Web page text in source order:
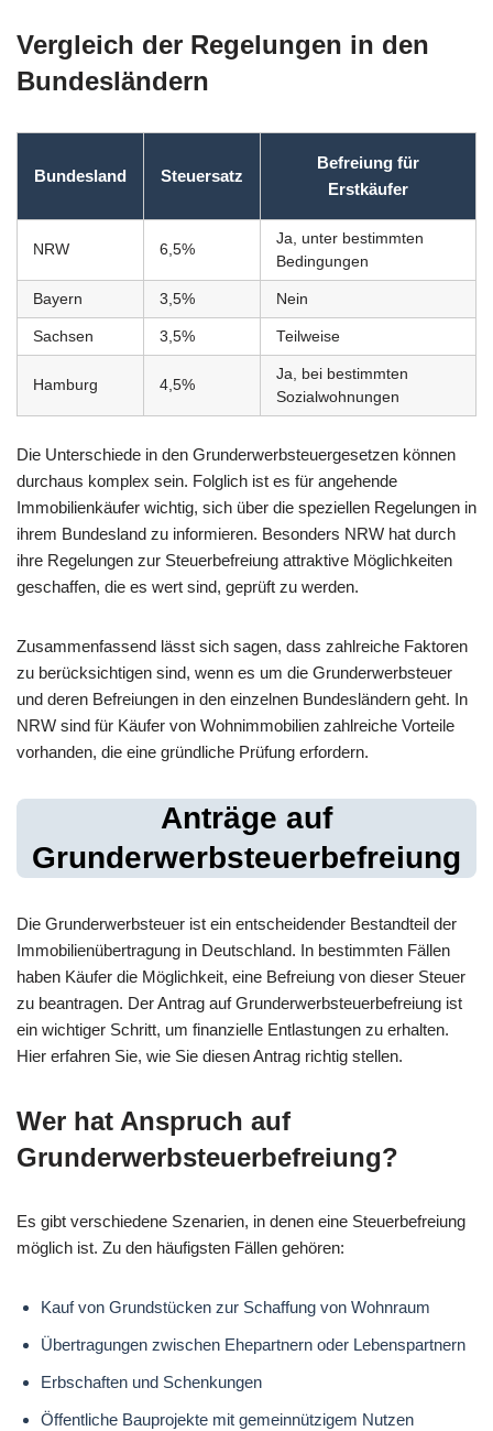
Vergleich der Regelungen in den
Bundesländern
Bundesland Steuersatz
Befreiung für
Erstkäufer
NRW 6,5%
Ja, unter bestimmten
Bedingungen
Bayern 3,5% Nein
Sachsen 3,5% Teilweise
Hamburg 4,5%
Ja, bei bestimmten
Sozialwohnungen
Die Unterschiede in den Grunderwerbsteuergesetzen können
durchaus komplex sein. Folglich ist es für angehende
Immobilienkäufer wichtig, sich über die speziellen Regelungen in
ihrem Bundesland zu informieren. Besonders NRW hat durch
ihre Regelungen zur Steuerbefreiung attraktive Möglichkeiten
geschaffen, die es wert sind, geprüft zu werden.
Zusammenfassend lässt sich sagen, dass zahlreiche Faktoren
zu berücksichtigen sind, wenn es um die Grunderwerbsteuer
und deren Befreiungen in den einzelnen Bundesländern geht. In
NRW sind für Käufer von Wohnimmobilien zahlreiche Vorteile
vorhanden, die eine gründliche Prüfung erfordern.
Anträge auf
Grunderwerbsteuerbefreiung
Die Grunderwerbsteuer ist ein entscheidender Bestandteil der
Immobilienübertragung in Deutschland. In bestimmten Fällen
haben Käufer die Möglichkeit, eine Befreiung von dieser Steuer
zu beantragen. Der Antrag auf Grunderwerbsteuerbefreiung ist
ein wichtiger Schritt, um finanzielle Entlastungen zu erhalten.
Hier erfahren Sie, wie Sie diesen Antrag richtig stellen.
Wer hat Anspruch auf
Grunderwerbsteuerbefreiung?
Es gibt verschiedene Szenarien, in denen eine Steuerbefreiung
möglich ist. Zu den häufigsten Fällen gehören:
Kauf von Grundstücken zur Schaffung von Wohnraum
Übertragungen zwischen Ehepartnern oder Lebenspartnern
Erbschaften und Schenkungen
Öffentliche Bauprojekte mit gemeinnützigem Nutzen